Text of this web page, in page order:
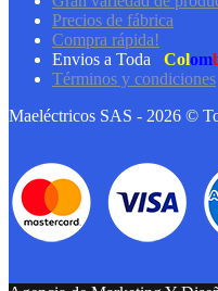
Precios de fábrica
Compra rápida!
Envios a Toda
Colom
Términos y condiciones
Maeléctricos SAS - 2026 ©